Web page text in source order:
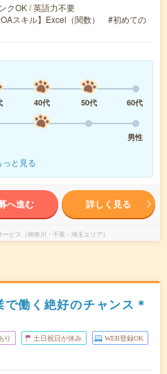
クOK / 英語力不要
スキル】Excel（関数） #初めての
40代 50代
60代
男性
っと見る
へ進む 詳しく見る
ビス（神奈川・千葉・埼玉エリア）
働く絶好のチャンス＊
り 土日祝日が休み WEB登録OK